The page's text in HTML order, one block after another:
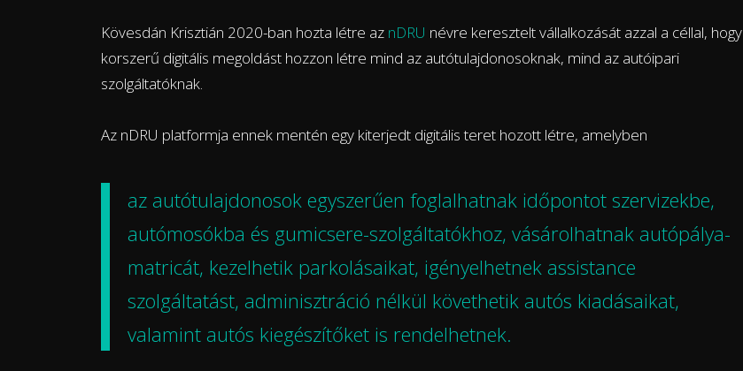
Kövesdán Krisztián 2020-ban hozta létre az nDRU névre keresztelt vállalkozását azzal a céllal, hogy
korszerű digitális megoldást hozzon létre mind az autótulajdonosoknak, mind az autóipari
szolgáltatóknak.
Az nDRU platformja ennek mentén egy kiterjedt digitális teret hozott létre, amelyben
az autótulajdonosok egyszerűen foglalhatnak időpontot szervizekbe,
autómosókba és gumicsere-szolgáltatókhoz, vásárolhatnak autópálya-
matricát, kezelhetik parkolásaikat, igényelhetnek assistance
szolgáltatást, adminisztráció nélkül követhetik autós kiadásaikat,
valamint autós kiegészítőket is rendelhetnek.